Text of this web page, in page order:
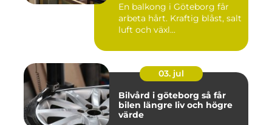
En balkong i Göteborg får
arbeta hårt. Kraftig blåst, salt
luft och växl...
03. jul
Bilvård i göteborg så får
bilen längre liv och högre
värde